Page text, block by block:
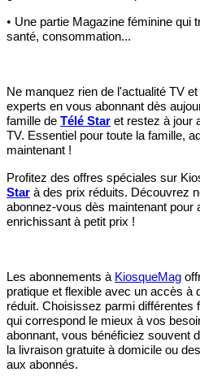
• Une partie Magazine féminine qui
santé, consommation...
Ne manquez rien de l'actualité TV
experts en vous abonnant dès
famille de Télé Star et restez à jour
TV. Essentiel pour toute la famille,
maintenant !
Profitez des offres spéciales sur
Star à des prix réduits. Découvrez
abonnez-vous dès maintenant pour
enrichissant à petit prix !
Les abonnements à KiosqueMag
pratique et flexible avec un accès à
réduit. Choisissez parmi différentes
qui correspond le mieux à vos
abonnant, vous bénéficiez souvent
la livraison gratuite à domicile ou
aux abonnés.